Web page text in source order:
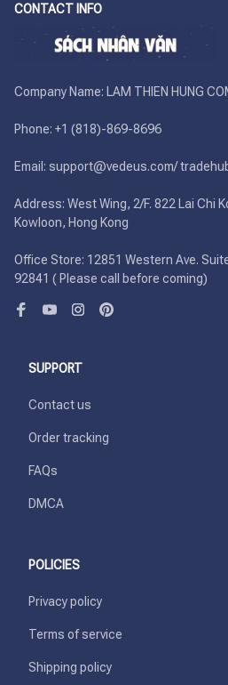
CONTACT INFO
Company Name: LAM THIEN HUNG
Phone: +1 (818)-869-8696
Email: support@vedeus.com/
Address: West Wing, 2/F. 822 Lai Chi
Kowloon, Hong Kong
Office Store: 12851 Western Ave.
92841 ( Please call before coming)
SUPPORT
Contact us
Order tracking
FAQs
DMCA
POLICIES
Privacy policy
Terms of service
Shipping policy